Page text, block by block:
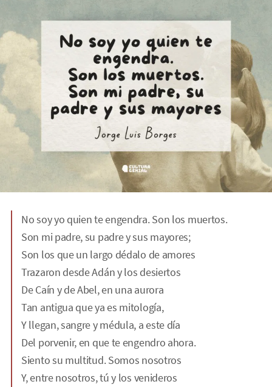
No soy yo quien te engendra. Son los muertos.
Son mi padre, su padre y sus mayores;
Son los que un largo dédalo de amores
Trazaron desde Adán y los desiertos
De Caín y de Abel, en una aurora
Tan antigua que ya es mitología,
Y llegan, sangre y médula, a este día
Del porvenir, en que te engendro ahora.
Siento su multitud. Somos nosotros
Y, entre nosotros, tú y los venideros